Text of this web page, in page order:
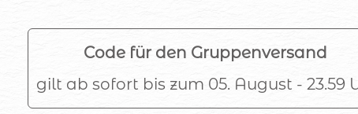
Code für den Gruppenversand
gilt ab sofort bis zum 05. August - 23.59